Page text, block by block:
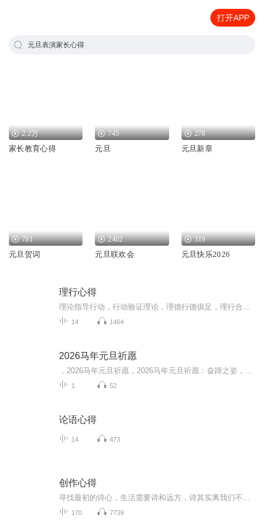
打开APP
元旦表演家长心得
2.2万
家长教育心得
745
元旦
278
元旦新章
781
元旦贺词
2402
元旦联欢会
319
元旦快乐2026
理行心得
14 1464
2026马年元旦祈愿
1 52
论语心得
14 473
创作心得
170 7739